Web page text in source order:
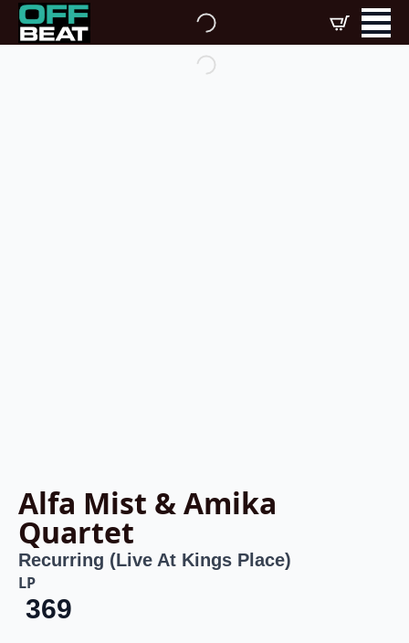
Alfa Mist & Amika
Quartet
Recurring (Live At Kings Place)
LP
369